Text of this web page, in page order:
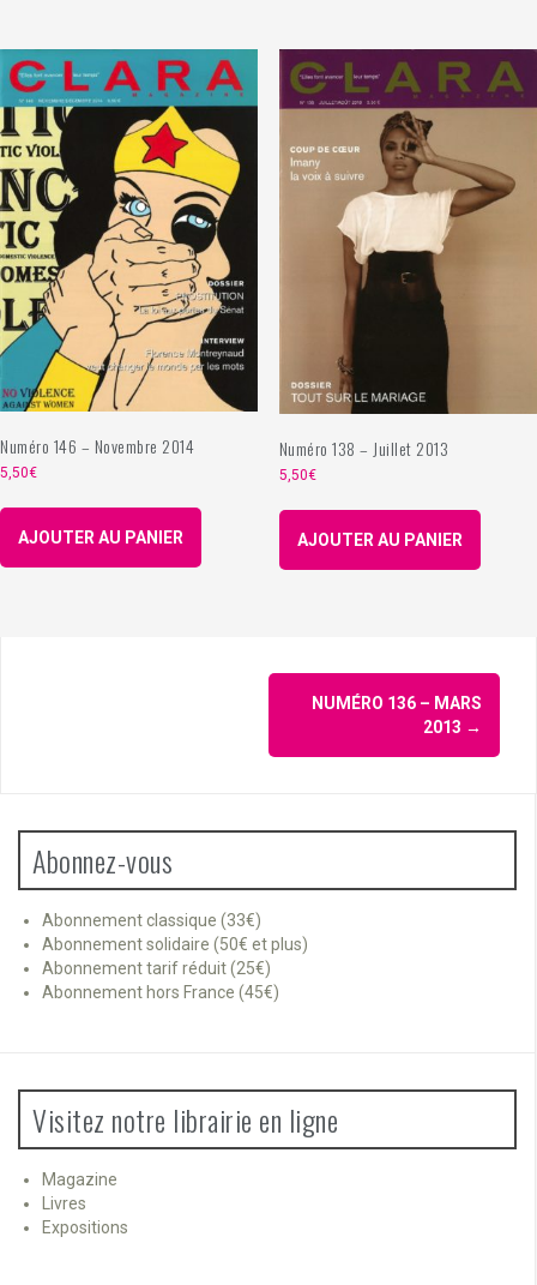
Numéro 146 – Novembre 2014
5,50€
AJOUTER AU PANIER
Numéro 138 – Juillet 2013
5,50€
AJOUTER AU PANIER
NUMÉRO 136 – MARS
2013 →
Abonnez-vous
Abonnement classique (33€)
Abonnement solidaire (50€ et plus)
Abonnement tarif réduit (25€)
Abonnement hors France (45€)
Visitez notre librairie en ligne
Magazine
Livres
Expositions